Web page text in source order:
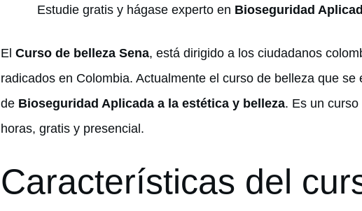
Estudie gratis y hágase experto en Bioseguridad
ElCurso de belleza Sena, está dirigido a los ciudadanos
radicados en Colombia. Actualmente el curso de belleza que
de Bioseguridad Aplicada a la estética y belleza. Es un
horas, gratis y presencial.
Características del